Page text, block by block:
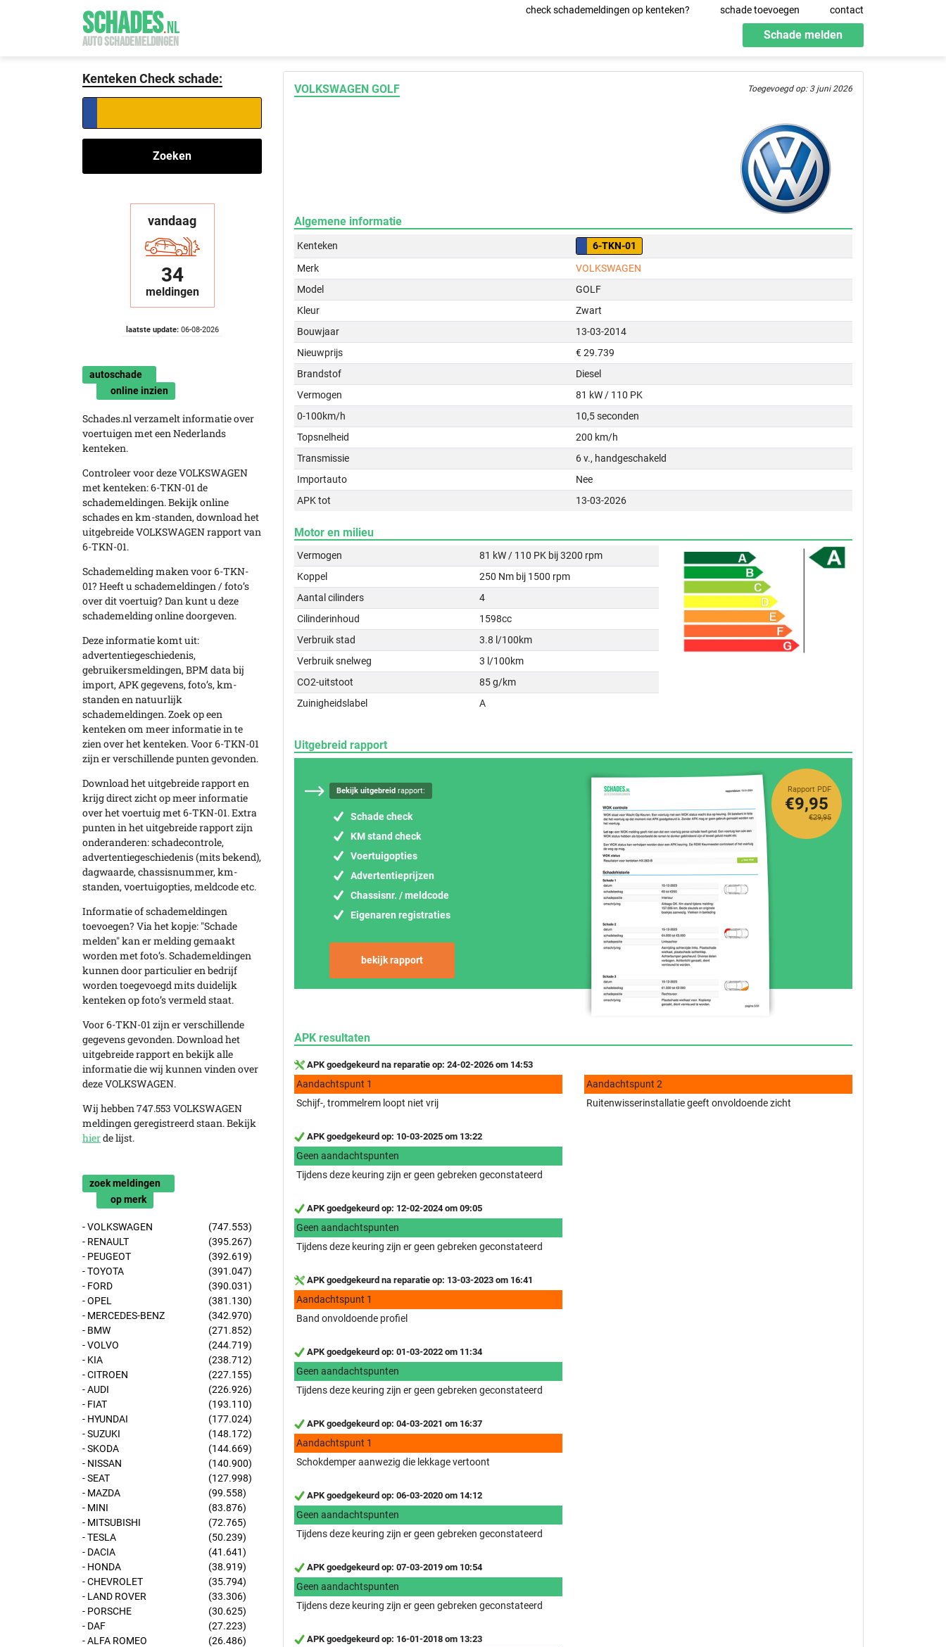
SCHADES.NL
AUTO SCHADEMELDINGEN
check schademeldingen op kenteken? schade toevoegen contact
Schade melden
Kenteken Check schade:
Zoeken
vandaag
34
meldingen
laatste update:06-08-2026
autoschade
online inzien
Schades.nl verzamelt informatie over
voertuigen met een Nederlands
kenteken.
Controleer voor deze VOLKSWAGEN
met kenteken: 6-TKN-01 de
schademeldingen. Bekijk online
schades en km-standen, download het
uitgebreide VOLKSWAGEN rapport van
6-TKN-01.
Schademelding maken voor 6-TKN-
01? Heeft u schademeldingen / foto’s
over dit voertuig? Dan kunt u deze
schademelding online doorgeven.
Deze informatie komt uit:
advertentiegeschiedenis,
gebruikersmeldingen, BPM data bij
import, APK gegevens, foto’s, km-
standen en natuurlijk
schademeldingen. Zoek op een
kenteken om meer informatie in te
zien over het kenteken. Voor 6-TKN-01
zijn er verschillende punten gevonden.
Download het uitgebreide rapport en
krijg direct zicht op meer informatie
over het voertuig met 6-TKN-01. Extra
punten in het uitgebreide rapport zijn
onderanderen: schadecontrole,
advertentiegeschiedenis (mits bekend),
dagwaarde, chassisnummer, km-
standen, voertuigopties, meldcode etc.
Informatie of schademeldingen
toevoegen? Via het kopje: "Schade
melden" kan er melding gemaakt
worden met foto’s. Schademeldingen
kunnen door particulier en bedrijf
worden toegevoegd mits duidelijk
kenteken op foto’s vermeld staat.
Voor 6-TKN-01 zijn er verschillende
gegevens gevonden. Download het
uitgebreide rapport en bekijk alle
informatie die wij kunnen vinden over
deze VOLKSWAGEN.
Wij hebben 747.553 VOLKSWAGEN
meldingen geregistreerd staan. Bekijk
hierde lijst.
zoek meldingen
op merk
- VOLKSWAGEN
(747.553)
- RENAULT
(395.267)
- PEUGEOT
(392.619)
- TOYOTA
(391.047)
- FORD
(390.031)
- OPEL
(381.130)
- MERCEDES-BENZ
(342.970)
- BMW
(271.852)
- VOLVO
(244.719)
- KIA
(238.712)
- CITROEN
(227.155)
- AUDI
(226.926)
- FIAT
(193.110)
- HYUNDAI
(177.024)
- SUZUKI
(148.172)
- SKODA
(144.669)
- NISSAN
(140.900)
- SEAT
(127.998)
- MAZDA
(99.558)
- MINI
(83.876)
- MITSUBISHI
(72.765)
- TESLA
(50.239)
- DACIA
(41.641)
- HONDA
(38.919)
- CHEVROLET
(35.794)
- LAND ROVER
(33.306)
- PORSCHE
(30.625)
- DAF
(27.223)
- ALFA ROMEO
(26.486)
VOLKSWAGEN GOLF Toegevoegd op: 3 juni 2026
Algemene informatie
Kenteken
6-TKN-01
Merk
VOLKSWAGEN
Model
GOLF
Kleur
Zwart
Bouwjaar
13-03-2014
Nieuwprijs
€ 29.739
Brandstof
Diesel
Vermogen
81 kW / 110 PK
0-100km/h
10,5 seconden
Topsnelheid
200 km/h
Transmissie
6 v., handgeschakeld
Importauto
Nee
APK tot
13-03-2026
Motor en milieu
Vermogen
81 kW / 110 PK bij 3200 rpm
Koppel
250 Nm bij 1500 rpm
Aantal cilinders
4
Cilinderinhoud
1598cc
Verbruik stad
3.8 l/100km
Verbruik snelweg
3 l/100km
CO2-uitstoot
85 g/km
Zuinigheidslabel
A
Uitgebreid rapport
Bekijk uitgebreid rapport:
Schade check
KM stand check
Voertuigopties
Advertentieprijzen
Chassisnr. / meldcode
Eigenaren registraties
bekijk rapport
Rapport PDF
€29,95
€9,95
APK resultaten
APK goedgekeurd na reparatie op: 24-02-2026 om 14:53
Aandachtspunt 1
Schijf-, trommelrem loopt niet vrij
Aandachtspunt 2
Ruitenwisserinstallatie geeft onvoldoende zicht
APK goedgekeurd op: 10-03-2025 om 13:22
Geen aandachtspunten
Tijdens deze keuring zijn er geen gebreken geconstateerd
APK goedgekeurd op: 12-02-2024 om 09:05
Geen aandachtspunten
Tijdens deze keuring zijn er geen gebreken geconstateerd
APK goedgekeurd na reparatie op: 13-03-2023 om 16:41
Aandachtspunt 1
Band onvoldoende profiel
APK goedgekeurd op: 01-03-2022 om 11:34
Geen aandachtspunten
Tijdens deze keuring zijn er geen gebreken geconstateerd
APK goedgekeurd op: 04-03-2021 om 16:37
Aandachtspunt 1
Schokdemper aanwezig die lekkage vertoont
APK goedgekeurd op: 06-03-2020 om 14:12
Geen aandachtspunten
Tijdens deze keuring zijn er geen gebreken geconstateerd
APK goedgekeurd op: 07-03-2019 om 10:54
Geen aandachtspunten
Tijdens deze keuring zijn er geen gebreken geconstateerd
APK goedgekeurd op: 16-01-2018 om 13:23